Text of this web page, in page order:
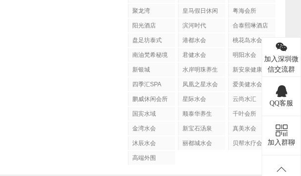
聚龙湾 皇马假日休闲 粤海会所
阳光酒店 滨河时代 合泰熙琳酒店
盘足坊泰式
港都水会 桃花岛水会
南油梵希秘境 君健水会 明阳水会
新银城
水岸明珠养生
新安泉健康会
四季汇SPA 凤凰之星水会 爱美健水会
鹏威休闲会所 星际水会 云尚水汇
国宾水域 顺泰华养生 千叶会所
金湾水会 新宝石汤泉 真美水会
沐辰水会 丽都城水会 贝帮水疗会
高端外围
加入深圳微
信交流群
QQ客服
加入群聊